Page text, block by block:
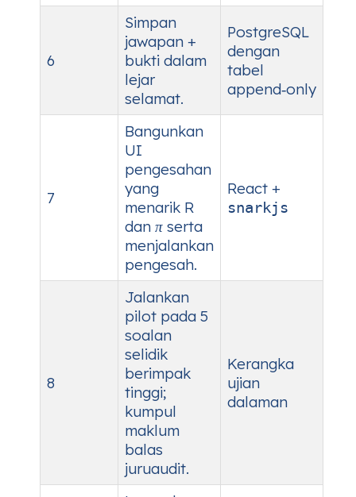
6
Simpan
jawapan +
bukti dalam
lejar
selamat.
PostgreSQL
dengan
tabel
append‑only
7
Bangunkan
UI
pengesahan
yang
menarik R
dan π serta
menjalankan
pengesah.
React +
snarkjs
8
Jalankan
pilot pada 5
soalan
selidik
berimpak
tinggi;
kumpul
maklum
balas
juruaudit.
Kerangka
ujian
dalaman